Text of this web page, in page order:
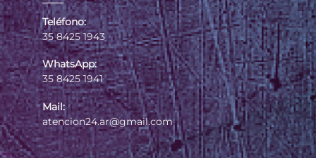
Teléfono:
35 8425 1943
WhatsApp:
35 8425 1941
Mail:
atencion24.ar@gmail.com